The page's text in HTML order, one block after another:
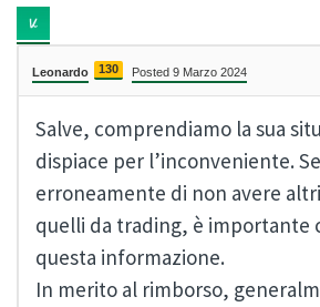
Leonardo 130 Posted 9 Marzo 2024
Salve, comprendiamo la sua
dispiace per l’inconveniente.
erroneamente di non avere
quelli da trading, è importante
questa informazione.
In merito al rimborso,